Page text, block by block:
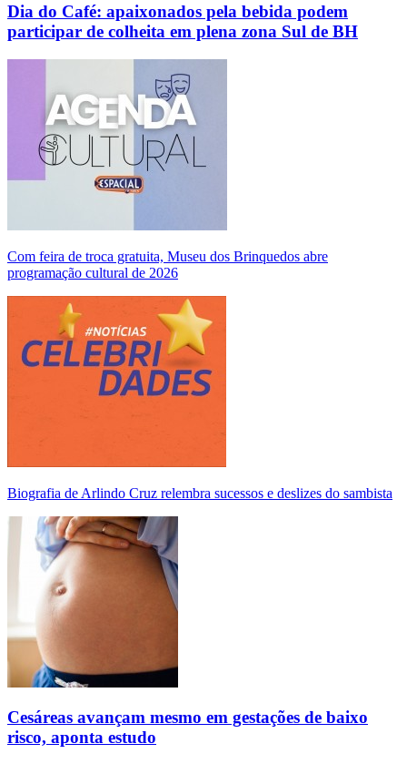
Dia do Café: apaixonados pela bebida podem
participar de colheita em plena zona Sul de BH
Com feira de troca gratuita, Museu dos Brinquedos abre
programação cultural de 2026
Biografia de Arlindo Cruz relembra sucessos e deslizes do sambista
Cesáreas avançam mesmo em gestações de baixo
risco, aponta estudo